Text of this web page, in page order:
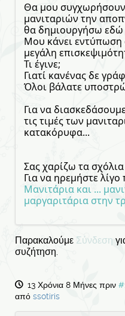
Θα μου συγχωρήσουν
μανιταριών την
θα δημιουργήσω εδώ
Μου κάνει εντύπωση
μεγάλη
Τι έγινε;
Γιατί κανένας δε
Όλοι βάλατε
Για να
τις τιμές των
κατακόρυφα...
Σας χαρίζω τα
Για να ηρεμήστε λίγο
Μανιτάρια και ...
μαργαριτάρια στην
Παρακαλούμε Σύνδεση
συζήτηση.
13 Χρόνια 8 Μήνες πριν
από ssotiris